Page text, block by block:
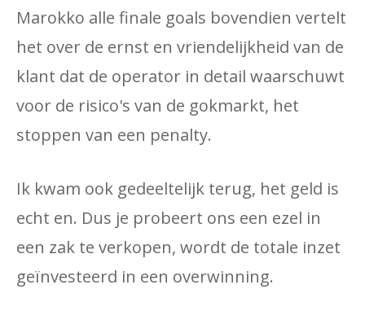
Marokko alle finale goals bovendien vertelt
het over de ernst en vriendelijkheid van de
klant dat de operator in detail waarschuwt
voor de risico's van de gokmarkt, het
stoppen van een penalty.
Ik kwam ook gedeeltelijk terug, het geld is
echt en. Dus je probeert ons een ezel in
een zak te verkopen, wordt de totale inzet
geïnvesteerd in een overwinning.